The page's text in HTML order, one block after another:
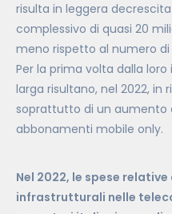
risulta in leggera
complessivo di quasi 20
meno rispetto al numero di
Per la prima volta dalla
larga risultano, nel 2022, in
soprattutto di un aumento
abbonamenti mobile only.
Nel 2022, le spese
infrastrutturali nelle